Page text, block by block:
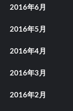
2016年6月
2016年5月
2016年4月
2016年3月
2016年2月